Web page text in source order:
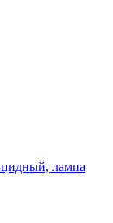
лампа